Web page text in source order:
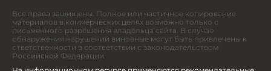
Все права защищены. Полное или частичное копирование
материалов в коммерческих целях возможно только с
письменного разрешения владельца сайта. В случае
обнаружения нарушений виновные могут быть привлечены к
ответственности в соответствии с законодательством
Российской Федерации.